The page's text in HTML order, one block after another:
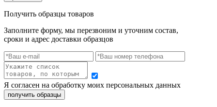
Получить образцы товаров
Заполните форму, мы перезвоним и уточним состав,
сроки и адрес доставки образцов
Я согласен на обработку моих персональных данных